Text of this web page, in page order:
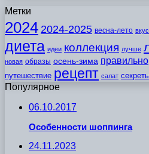
Метки
2024 2024-2025 весна-лето
диета идеи коллекция лучше
новая образы осень-зима правильно
путешествие рецепт салат
Популярное
06.10.2017
Особенности шоппинга
24.11.2023